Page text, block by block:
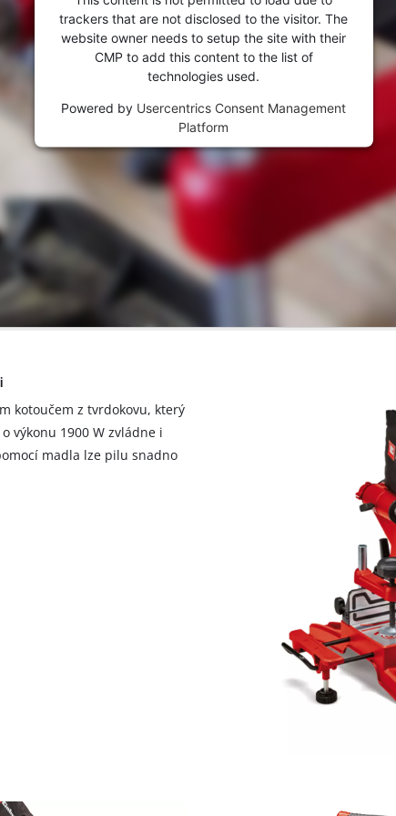
trackers that are not disclosed to the visitor. The
website owner needs to setup the site with their
CMP to add this content to the list of
technologies used.
Powered by Usercentrics Consent Management
Platform
kotoučem z tvrdokovu, který
výkonu 1900 W zvládne i
madla lze pilu snadno